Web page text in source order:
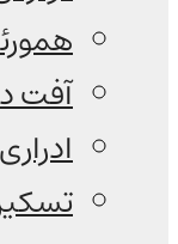
آفت